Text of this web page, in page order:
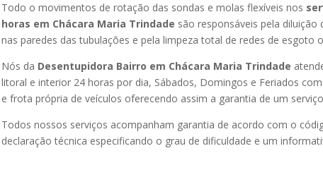
Todo o movimentos de rotação das sondas e molas flexíveis nos
horas em Chácara Maria Trindade são responsáveis pela
nas paredes das tubulações e pela limpeza total de redes de esgoto
Nós da Desentupidora Bairro em Chácara Maria Trindade
litoral e interior 24 horas por dia, Sábados, Domingos e Feriados
e frota própria de veículos oferecendo assim a garantia de um
Todos nossos serviços acompanham garantia de acordo com o
declaração técnica especificando o grau de dificuldade e um